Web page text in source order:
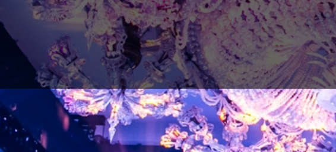
Over Amon